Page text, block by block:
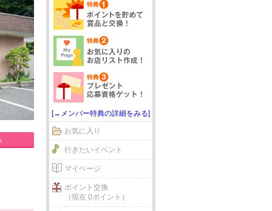
[→メンバー特典の詳細をみる]
お気に入り
行きたいイベント
マイページ
ポイント交換
（現在 0ポイント）